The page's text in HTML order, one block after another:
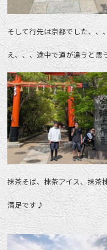
そして行先は京都でした、、
え、、、途中で道が違うと思
抹茶そば、抹茶アイス、抹茶
満足です♪